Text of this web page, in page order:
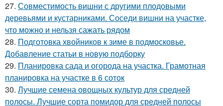
27. Совместимость вишни с другими плодовыми
деревьями и кустарниками. Соседи вишни на участке,
что можно и нельзя сажать рядом
28. Подготовка хвойников к зиме в подмосковье.
Добавление статьи в новую подборку
29. Планировка сада и огорода на участка. Грамотная
планировка на участке в 6 соток
30. Лучшие семена овощных культур для средней
полосы. Лучшие сорта помидор для средней полосы